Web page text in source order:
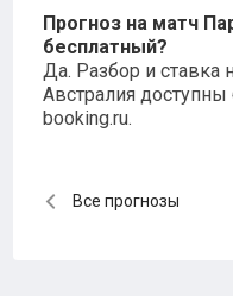
Прогноз на матч
бесплатный?
Да. Разбор и ставка
Австралия доступны
booking.ru.
Все прогнозы